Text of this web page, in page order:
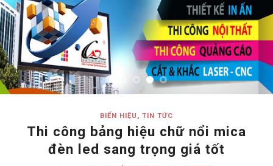
Thi công bảng hiệu chữ nổi mica
đèn led sang trọng giá tốt
POSTED ON 7 THÁNG TƯ, 2024BY QUANTRI